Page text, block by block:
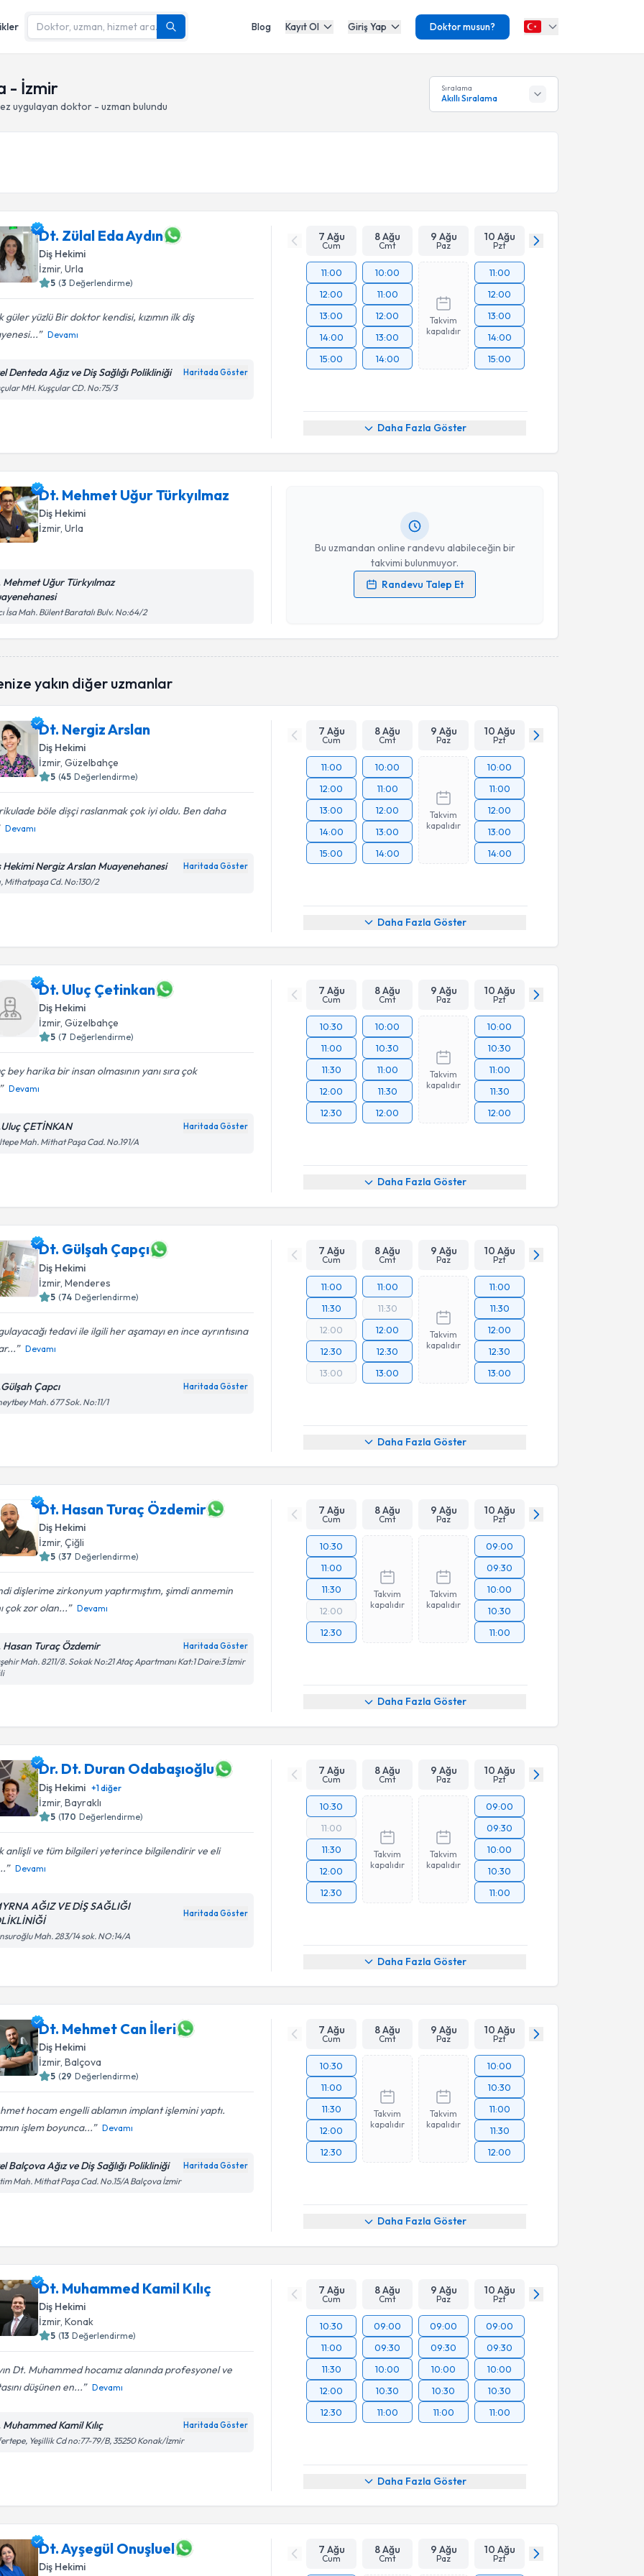
Blog Kayıt Ol Giriş Yap Doktor musun?
- İzmir
uygulayan doktor - uzman bulundu
Sıralama
Akıllı Sıralama
Dt. Zülal Eda Aydın
Diş Hekimi
İzmir, Urla
5 (3 Değerlendirme)
güler yüzlü Bir doktor kendisi, kızımın ilk diş
Devamı
Denteda Ağız ve Diş Sağlığı Polikliniği Haritada Göster
MH. Kuşçular CD. No:75/3
7 Ağu
Cum
8 Ağu
Cmt
9 Ağu
Paz
10 Ağu
Pzt
11:00
12:00
13:00
14:00
15:00
10:00
11:00
12:00
13:00
14:00
Takvim
kapalıdır
11:00
12:00
13:00
14:00
15:00
Daha Fazla Göster
Dt. Mehmet Uğur Türkyılmaz
Diş Hekimi
İzmir, Urla
Mehmet Uğur Türkyılmaz
İsa Mah. Bülent Baratalı Bulv. No:64/2
Bu uzmandan online randevu alabileceğin bir
takvimi bulunmuyor.
Randevu Talep Et
Randevu Takvimi Talebi
Dt. Mehmet Uğur Türkyılmaziçin randevu takvimi talebi
oluşturun. Size bu uzmandan randevu almanız için bir takvim
Kişisel verilerimin işlenmesine ilişkinAydınlatma Metni
yakın diğer uzmanlar
Dt. Nergiz Arslan
Diş Hekimi
İzmir, Güzelbahçe
5 (45 Değerlendirme)
böle dișçi raslanmak çok iyi oldu. Ben daha
Devamı
Hekimi Nergiz Arslan Muayenehanesi Haritada Göster
Mithatpaşa Cd. No:130/2
7 Ağu
Cum
8 Ağu
Cmt
9 Ağu
Paz
10 Ağu
Pzt
11:00
12:00
13:00
14:00
15:00
10:00
11:00
12:00
13:00
14:00
Takvim
kapalıdır
10:00
11:00
12:00
13:00
14:00
Daha Fazla Göster
Dt. Uluç Çetinkan
Diş Hekimi
İzmir, Güzelbahçe
5 (7 Değerlendirme)
bey harika bir insan olmasının yanı sıra çok
Devamı
ÇETİNKAN Haritada Göster
Mah. Mithat Paşa Cad. No.191/A
7 Ağu
Cum
8 Ağu
Cmt
9 Ağu
Paz
10 Ağu
Pzt
10:30
11:00
11:30
12:00
12:30
10:00
10:30
11:00
11:30
12:00
Takvim
kapalıdır
10:00
10:30
11:00
11:30
12:00
Daha Fazla Göster
Dt. Gülşah Çapçı
Diş Hekimi
İzmir, Menderes
5 (74 Değerlendirme)
tedavi ile ilgili her aşamayı en ince ayrıntısına
Devamı
Çapcı Haritada Göster
Mah. 677 Sok. No:11/1
7 Ağu
Cum
8 Ağu
Cmt
9 Ağu
Paz
10 Ağu
Pzt
11:00
11:30
12:00
12:30
13:00
11:00
11:30
12:00
12:30
13:00
Takvim
kapalıdır
11:00
11:30
12:00
12:30
13:00
Daha Fazla Göster
Dt. Hasan Turaç Özdemir
Diş Hekimi
İzmir, Çiğli
5 (37 Değerlendirme)
dişlerime zirkonyum yaptırmıştım, şimdi anmemin
çok zor olan...
Devamı
Hasan Turaç Özdemir Haritada Göster
Mah. 8211/8. Sokak No:21 Ataç Apartmanı Kat:1 Daire:3 İzmir
7 Ağu
Cum
8 Ağu
Cmt
9 Ağu
Paz
10 Ağu
Pzt
10:30
11:00
11:30
12:00
12:30
Takvim
kapalıdır
Takvim
kapalıdır
09:00
09:30
10:00
10:30
11:00
Daha Fazla Göster
Dr. Dt. Duran Odabaşıoğlu
Diş Hekimi +1diğer
İzmir, Bayraklı
5 (170 Değerlendirme)
anlişli ve tüm bilgileri yeterince bilgilendirir ve eli
Devamı
AĞIZ VE DİŞ SAĞLIĞI
Haritada Göster
Mah. 283/14 sok. NO:14/A
7 Ağu
Cum
8 Ağu
Cmt
9 Ağu
Paz
10 Ağu
Pzt
10:30
11:00
11:30
12:00
12:30
Takvim
kapalıdır
Takvim
kapalıdır
09:00
09:30
10:00
10:30
11:00
Daha Fazla Göster
Dt. Mehmet Can İleri
Diş Hekimi
İzmir, Balçova
5 (29 Değerlendirme)
hocam engelli ablamın implant işlemini yaptı.
işlem boyunca...
Devamı
Balçova Ağız ve Diş Sağlığı Polikliniği Haritada Göster
Mah. Mithat Paşa Cad. No.15/A Balçova İzmir
7 Ağu
Cum
8 Ağu
Cmt
9 Ağu
Paz
10 Ağu
Pzt
10:30
11:00
11:30
12:00
12:30
Takvim
kapalıdır
Takvim
kapalıdır
10:00
10:30
11:00
11:30
12:00
Daha Fazla Göster
Dt. Muhammed Kamil Kılıç
Diş Hekimi
İzmir, Konak
5 (13 Değerlendirme)
Dt. Muhammed hocamız alanında profesyonel ve
düşünen en...
Devamı
Muhammed Kamil Kılıç Haritada Göster
Yeşillik Cd no:77-79/B, 35250 Konak/İzmir
7 Ağu
Cum
8 Ağu
Cmt
9 Ağu
Paz
10 Ağu
Pzt
10:30
11:00
11:30
12:00
12:30
09:00
09:30
10:00
10:30
11:00
09:00
09:30
10:00
10:30
11:00
09:00
09:30
10:00
10:30
11:00
Daha Fazla Göster
Dt. Ayşegül Onuşluel
Diş Hekimi
7 Ağu
Cum
8 Ağu
Cmt
9 Ağu
Paz
10 Ağu
Pzt